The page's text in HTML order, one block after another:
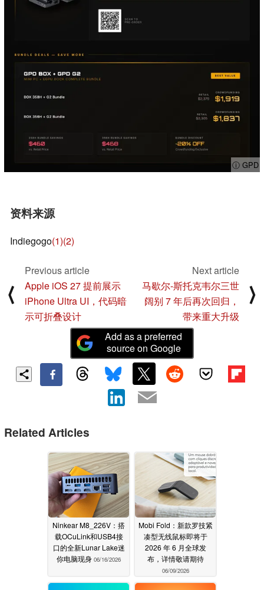
ⓘ GPD
资料来源
Indiegogo(1)(2)
⟨
Previous article
Apple iOS 27 提前展示
iPhone Ultra UI，代码暗
示可折叠设计
Next article
马歇尔-斯托克韦尔三世
阔别 7 年后再次回归，
带来重大升级
⟩
Add as a preferred
source on Google
Related Articles
Ninkear M8_226V：搭
载OCuLink和USB4接
口的全新Lunar Lake迷
你电脑现身 06/16/2026
Mobi Fold：新款罗技紧
凑型无线鼠标即将于
2026 年 6 月全球发
布，详情敬请期待
06/09/2026